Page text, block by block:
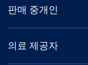
판매 중개인
의료 제공자